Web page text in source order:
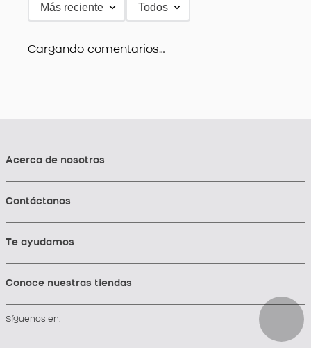
Más reciente Todos
Cargando comentarios…
Acerca de nosotros
Contáctanos
Te ayudamos
Conoce nuestras tiendas
Síguenos en: